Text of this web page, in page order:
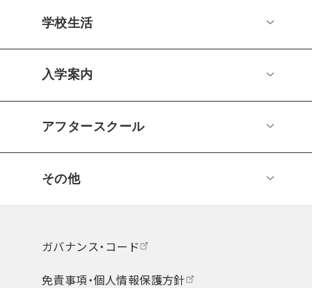
学校生活
入学案内
アフタースクール
その他
ガバナンス・コード
免責事項・個人情報保護方針